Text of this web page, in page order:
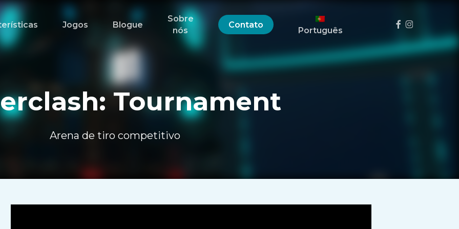
Jogos Blogue
Sobre
nós
Contato
Português
Facebook
Instagram
Tournament
Arena de tiro competitivo